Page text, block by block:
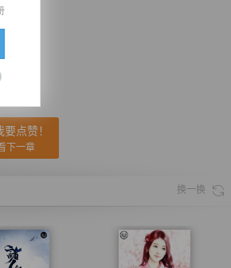
点赞！
下一章
换一换